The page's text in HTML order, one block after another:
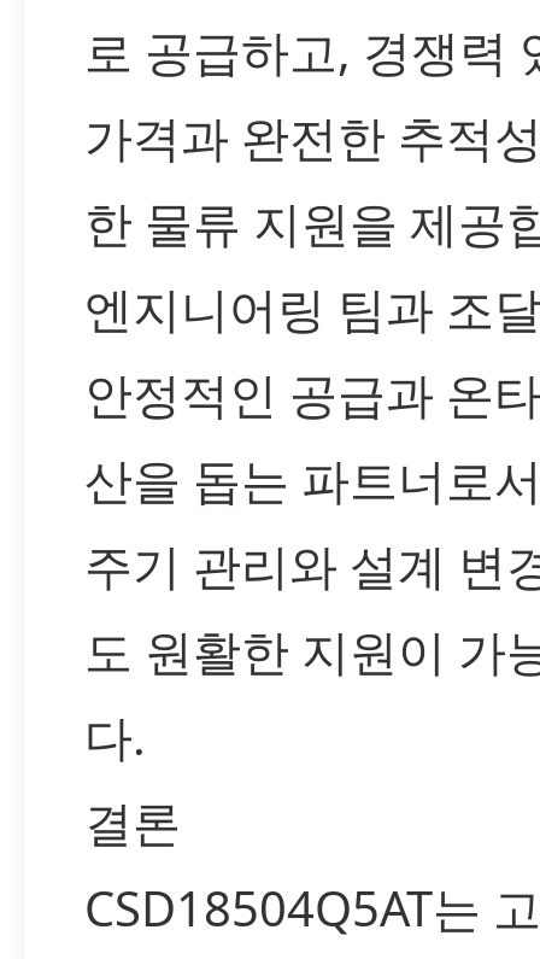
로 공급하고, 경쟁력
가격과 완전한 추적
한 물류 지원을 제공
엔지니어링 팀과 조
안정적인 공급과 온
산을 돕는 파트너로
주기 관리와 설계 변
도 원활한 지원이 가
다.
결론
CSD18504Q5AT는